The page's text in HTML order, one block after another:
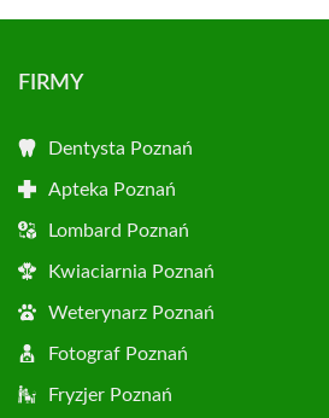
FIRMY
Dentysta Poznań
Apteka Poznań
Lombard Poznań
Kwiaciarnia Poznań
Weterynarz Poznań
Fotograf Poznań
Fryzjer Poznań